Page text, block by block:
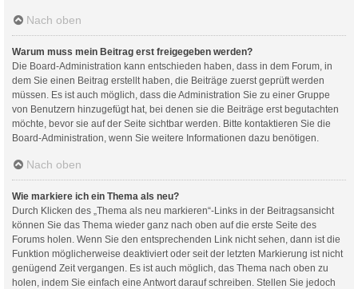
Nach oben
Warum muss mein Beitrag erst freigegeben werden?
Die Board-Administration kann entschieden haben, dass in dem Forum, in
dem Sie einen Beitrag erstellt haben, die Beiträge zuerst geprüft werden
müssen. Es ist auch möglich, dass die Administration Sie zu einer Gruppe
von Benutzern hinzugefügt hat, bei denen sie die Beiträge erst begutachten
möchte, bevor sie auf der Seite sichtbar werden. Bitte kontaktieren Sie die
Board-Administration, wenn Sie weitere Informationen dazu benötigen.
Nach oben
Wie markiere ich ein Thema als neu?
Durch Klicken des „Thema als neu markieren“-Links in der Beitragsansicht
können Sie das Thema wieder ganz nach oben auf die erste Seite des
Forums holen. Wenn Sie den entsprechenden Link nicht sehen, dann ist die
Funktion möglicherweise deaktiviert oder seit der letzten Markierung ist nicht
genügend Zeit vergangen. Es ist auch möglich, das Thema nach oben zu
holen, indem Sie einfach eine Antwort darauf schreiben. Stellen Sie jedoch